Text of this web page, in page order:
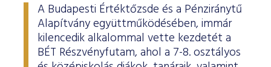
A Budapesti Értéktőzsde és a Pénziránytű
Alapítvány együttműködésében, immár
kilencedik alkalommal vette kezdetét a
BÉT Részvényfutam, ahol a 7-8. osztályos